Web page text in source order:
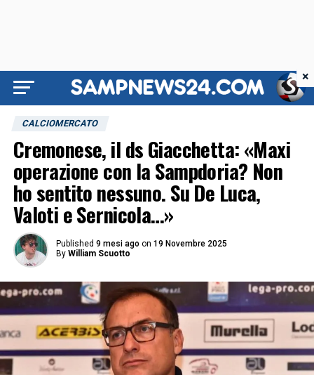
CALCIOMERCATO
Cremonese, il ds Giacchetta: «Maxi
operazione con la Sampdoria? Non
ho sentito nessuno. Su De Luca,
Valoti e Sernicola…»
Published 9 mesi ago on 19 Novembre 2025
By William Scuotto
×